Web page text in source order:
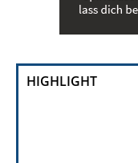
HIGHLIGHT